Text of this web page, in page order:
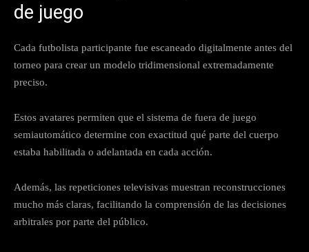
de juego
Cada futbolista participante fue escaneado digitalmente antes del
torneo para crear un modelo tridimensional extremadamente
preciso.
Estos avatares permiten que el sistema de fuera de juego
semiautomático determine con exactitud qué parte del cuerpo
estaba habilitada o adelantada en cada acción.
Además, las repeticiones televisivas muestran reconstrucciones
mucho más claras, facilitando la comprensión de las decisiones
arbitrales por parte del público.